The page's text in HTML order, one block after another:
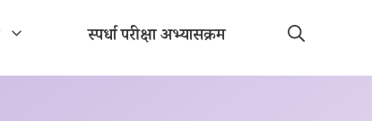
स्पर्धा परीक्षा अभ्यासक्रम